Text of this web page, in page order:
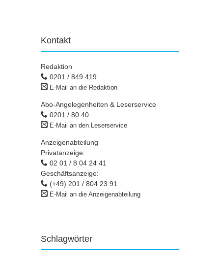
Kontakt
Redaktion
0201 / 849 419
E-Mail an die Redaktion
Abo-Angelegenheiten & Leserservice
0201 / 80 40
E-Mail an den Leserservice
Anzeigenabteilung
Privatanzeige:
02 01 / 8 04 24 41
Geschäftsanzeige:
(+49) 201 / 804 23 91
E-Mail an die Anzeigenabteilung
Schlagwörter